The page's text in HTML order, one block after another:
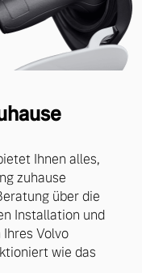
Ihnen alles,
zuhause
über die
Installation und
Volvo
wie das